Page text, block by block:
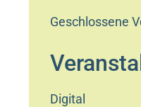
Geschlossene
Digital